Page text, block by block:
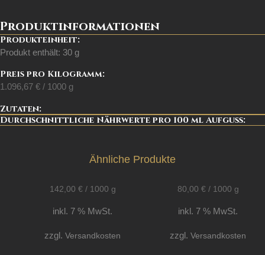
Produktinformationen
Produkteinheit:
Produkt enthält: 30 g
Preis pro Kilogramm:
1.096,67 € / 1000 g
Zutaten:
Durchschnittliche Nährwerte pro 100 ml Aufguss:
Ähnliche Produkte
142,00 € / 1000 g
inkl. 7 % MwSt.
zzgl.Versandkosten
80,00 € / 1000 g
inkl. 7 % MwSt.
zzgl.Versandkosten